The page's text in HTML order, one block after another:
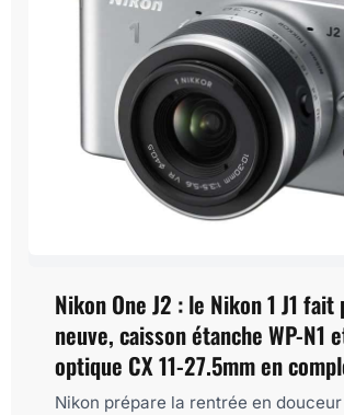
Nikon One J2 : le Nikon 1 J1 fait
neuve, caisson étanche WP-N1
optique CX 11-27.5mm en
Nikon prépare la rentrée en douceur